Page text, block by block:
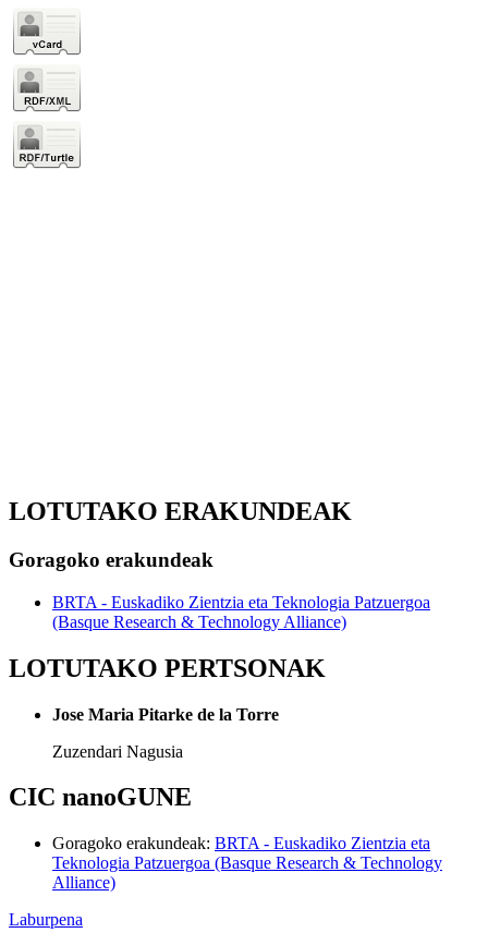
LOTUTAKO ERAKUNDEAK
Goragoko erakundeak
BRTA - Euskadiko Zientzia eta Teknologia Patzuergoa
(Basque Research & Technology Alliance)
LOTUTAKO PERTSONAK
Jose Maria Pitarke de la Torre
Zuzendari Nagusia
CIC nanoGUNE
Goragoko erakundeak: BRTA - Euskadiko Zientzia eta
Teknologia Patzuergoa (Basque Research & Technology
Alliance)
Laburpena